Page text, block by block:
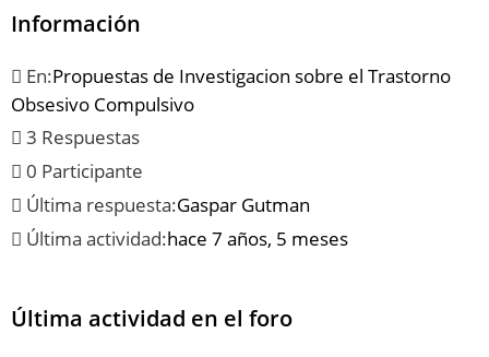
Información
En:Propuestas de Investigacion sobre el Trastorno
Obsesivo Compulsivo
3 Respuestas
0 Participante
Última respuesta:Gaspar Gutman
Última actividad:hace 7 años, 5 meses
Última actividad en el foro